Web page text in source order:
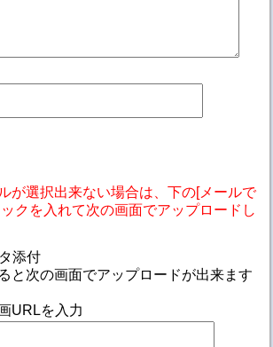
が選択出来ない場合は、下の[メールで
クを入れて次の画面でアップロードし
添付
と次の画面でアップロードが出来ます
URLを入力